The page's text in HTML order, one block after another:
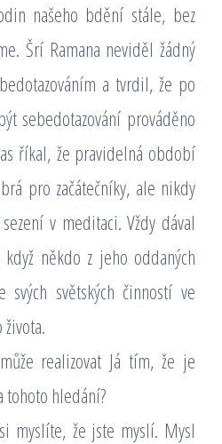
našeho bdění stále, bez
Šrí Ramana neviděl žádný
a tvrdil, že po
sebedotazování prováděno
říkal, že pravidelná období
pro začátečníky, ale nikdy
v meditaci. Vždy dával
někdo z jeho oddaných
světských činností ve
realizovat Já tím, že je
tohoto hledání?
myslíte, že jste myslí. Mysl